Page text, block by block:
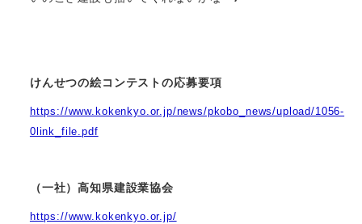
けんせつの絵コンテストの応募要項
https://www.kokenkyo.or.jp/news/pkobo_news/upload/1056-
0link_file.pdf
（一社）高知県建設業協会
https://www.kokenkyo.or.jp/